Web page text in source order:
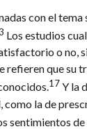
con el
Los estudios
o no,
refieren que su
17 Y la
la de
sentimientos